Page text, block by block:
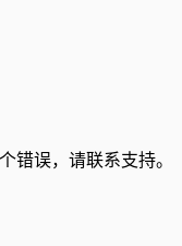
错误，请联系支持。